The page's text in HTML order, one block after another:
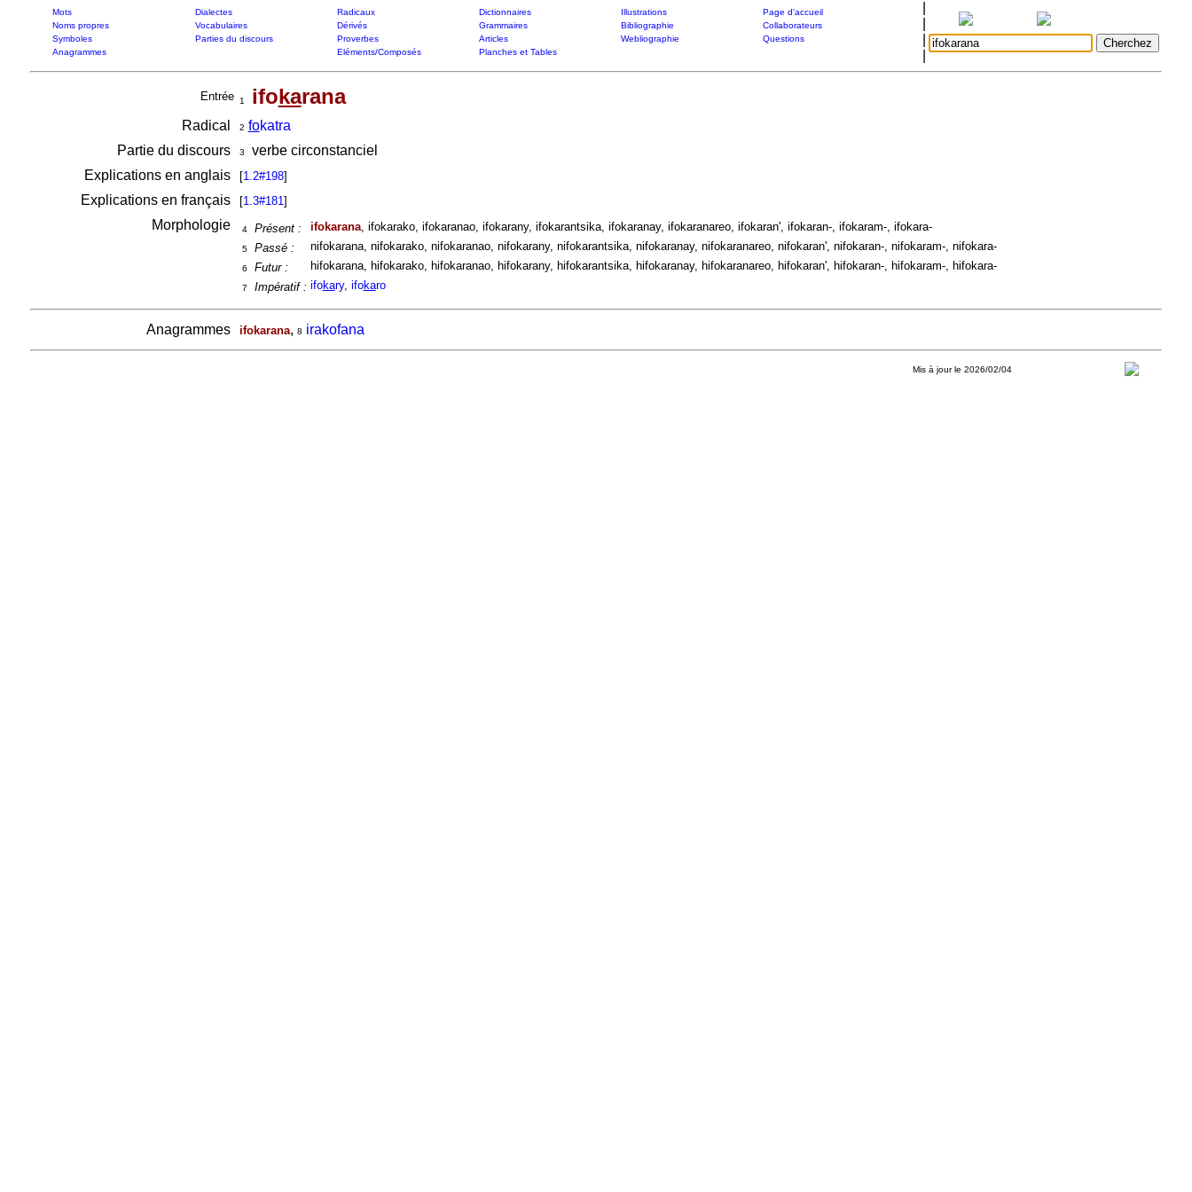
Mots Dialectes Radicaux Dictionnaires Illustrations
Page d'accueil
Noms propres
Vocabulaires Dérivés Grammaires Bibliographie
Collaborateurs
Symboles
Parties du discours Proverbes Articles Webliographie
Questions
Anagrammes
Eléments/Composés Planches et Tables
Entrée 1 ifokarana
Radical 2 fokatra
Partie du discours
3
verbe circonstanciel
Explications en anglais
[1.2#198]
Explications en français [1.3#181]
Morphologie 4 Présent : ifokarana, ifokarako, ifokaranao, ifokarany, ifokarantsika, ifokaranay, ifokaranareo, ifokaran', ifokaran-, ifokaram-, ifokara-
5 Passé : nifokarana, nifokarako, nifokaranao, nifokarany, nifokarantsika, nifokaranay, nifokaranareo, nifokaran', nifokaran-, nifokaram-, nifokara-
6 Futur : hifokarana, hifokarako, hifokaranao, hifokarany, hifokarantsika, hifokaranay, hifokaranareo, hifokaran', hifokaran-, hifokaram-, hifokara-
7 Impératif : ifokary, ifokaro
Anagrammes ifokarana, 8 irakofana
Mis à jour le 2026/02/04